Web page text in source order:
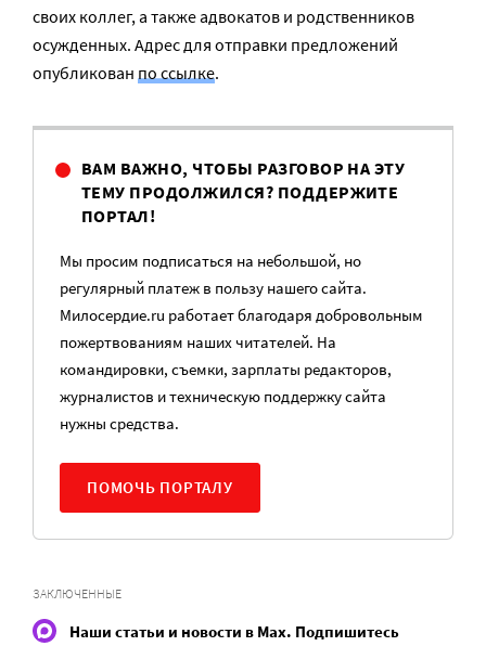
своих коллег, а также адвокатов и родственников
осужденных. Адрес для отправки предложений
опубликован по ссылке.
ВАМ ВАЖНО, ЧТОБЫ РАЗГОВОР НА ЭТУ
ТЕМУ ПРОДОЛЖИЛСЯ? ПОДДЕРЖИТЕ
ПОРТАЛ!
Мы просим подписаться на небольшой, но
регулярный платеж в пользу нашего сайта.
Милосердие.ru работает благодаря добровольным
пожертвованиям наших читателей. На
командировки, съемки, зарплаты редакторов,
журналистов и техническую поддержку сайта
нужны средства.
ПОМОЧЬ ПОРТАЛУ
ЗАКЛЮЧЕННЫЕ
Наши статьи и новости в Max. Подпишитесь